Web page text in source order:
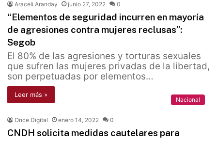
Araceli Aranday junio 27, 2022 0
“Elementos de seguridad incurren en mayoría
de agresiones contra mujeres reclusas”:
Segob
El 80% de las agresiones y torturas sexuales
que sufren las mujeres privadas de la libertad,
son perpetuadas por elementos…
Leer más »
Nacional
Once Digital enero 14, 2022 0
CNDH solicita medidas cautelares para